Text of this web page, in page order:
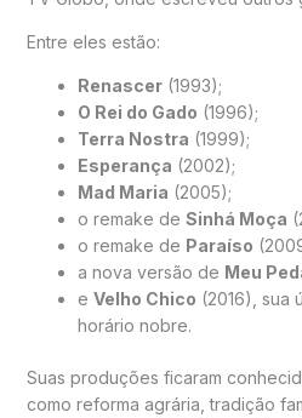
Entre eles estão:
Renascer(1993);
O Rei do Gado (1996);
Terra Nostra (1999);
Esperança (2002);
Mad Maria (2005);
o remake de Sinhá Moça
o remake de Paraíso
a nova versão de Meu
e Velho Chico (2016), sua
horário nobre.
Suas produções ficaram
como reforma agrária, tradição